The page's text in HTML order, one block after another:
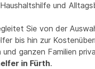
und
Sie von der
bis hin zur
ganzen Familien
in Fürth.